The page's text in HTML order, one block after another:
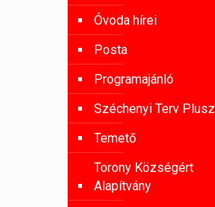
Óvoda hírei
Posta
Programajánló
Széchenyi Terv Plusz
Temető
Torony Községért
Alapítvány